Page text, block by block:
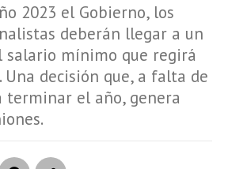
2023 el Gobierno, los
deberán llegar a un
salario mínimo que regirá
decisión que, a falta de
terminar el año, genera